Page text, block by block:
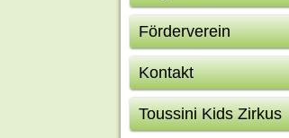
Förderverein
Kontakt
Toussini Kids Zirkus